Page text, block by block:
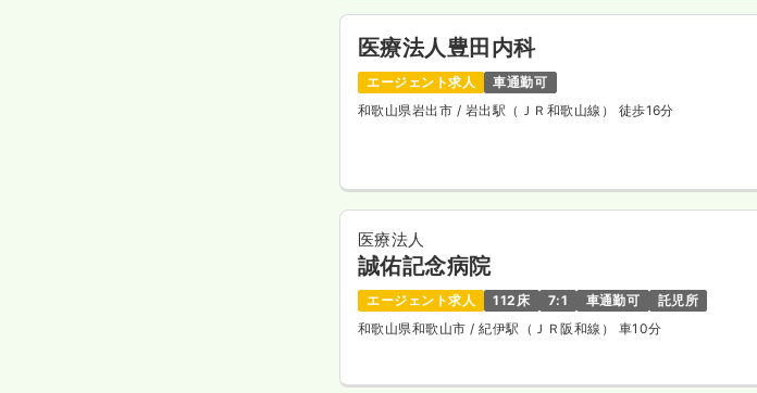
医療法人豊田内科
エージェント求人
車通勤可
和歌山県岩出市 / 岩出駅（ＪＲ和歌山線） 徒歩16分
医療法人
誠佑記念病院
エージェント求人 112床 7:1 車通勤可
託児所
和歌山県和歌山市/ 紀伊駅（ＪＲ阪和線） 車10分